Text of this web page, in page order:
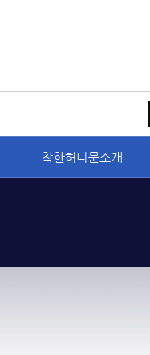
착한허니문소개